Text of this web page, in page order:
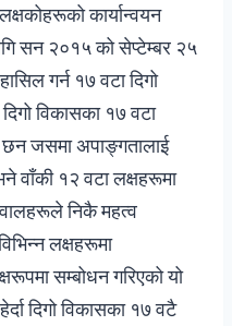
कार्यान्वयन
सन २०१५ को सेप्टेम्बर २५
गर्न १७ वटा दिगो
विकासका १७ वटा
जसमा अपाङ्गतालाई
वाँकी १२ वटा लक्षहरूमा
निकै महत्व
लक्षहरूमा
सम्बोधन गरिएको यो
दिगो विकासका १७ वटै